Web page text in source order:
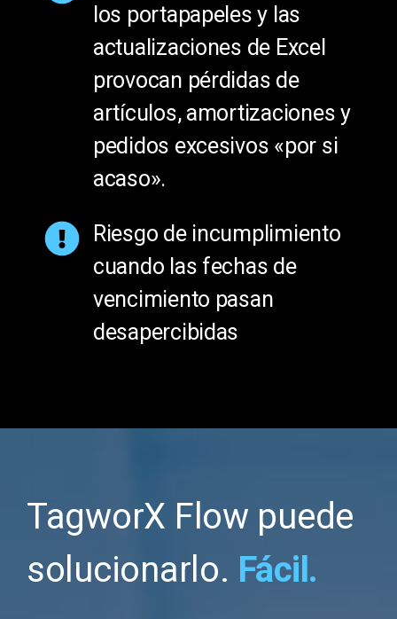
los portapapeles y las
actualizaciones de Excel
provocan pérdidas de
artículos, amortizaciones y
pedidos excesivos «por si
acaso».
Riesgo de incumplimiento
cuando las fechas de
vencimiento pasan
desapercibidas
TagworX Flow puede
solucionarlo. Fácil.